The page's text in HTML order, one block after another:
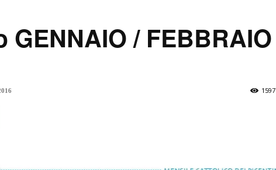
GENNAIO / FEBBRAIO
1597